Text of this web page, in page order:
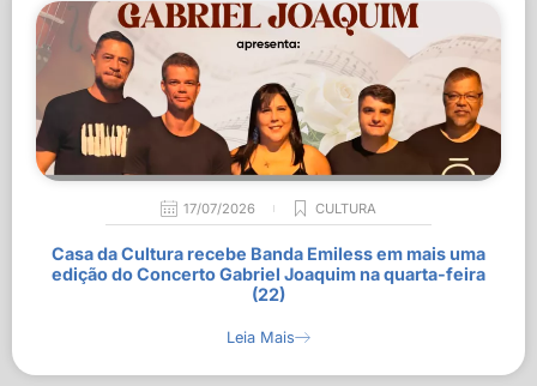
17/07/2026 CULTURA
Casa da Cultura recebe Banda Emiless em mais uma
edição do Concerto Gabriel Joaquim na quarta-feira
(22)
Leia Mais